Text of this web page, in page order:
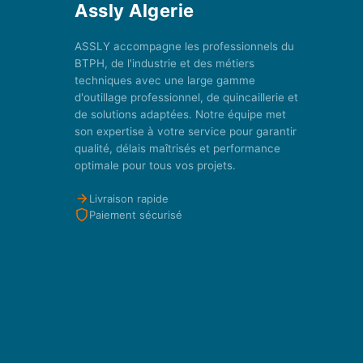
Assly Algerie
ASSLY accompagne les professionnels du
BTPH, de l'industrie et des métiers
techniques avec une large gamme
d'outillage professionnel, de quincaillerie et
de solutions adaptées. Notre équipe met
son expertise à votre service pour garantir
qualité, délais maîtrisés et performance
optimale pour tous vos projets.
Livraison rapide
Paiement sécurisé